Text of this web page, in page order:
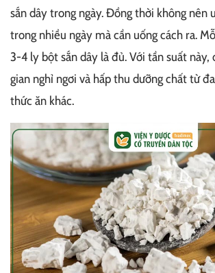
sắn dây trong ngày. Đồng thời không nên
trong nhiều ngày mà cần uống cách ra.
3-4 ly bột sắn dây là đủ. Với tần suất này,
gian nghỉ ngơi và hấp thu dưỡng chất từ
thức ăn khác.